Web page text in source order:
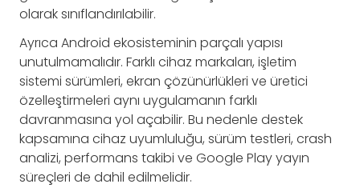
olarak sınıflandırılabilir.
Ayrıca Android ekosisteminin parçalı yapısı
unutulmamalıdır. Farklı cihaz markaları, işletim
sistemi sürümleri, ekran çözünürlükleri ve üretici
özelleştirmeleri aynı uygulamanın farklı
davranmasına yol açabilir. Bu nedenle destek
kapsamına cihaz uyumluluğu, sürüm testleri, crash
analizi, performans takibi ve Google Play yayın
süreçleri de dahil edilmelidir.